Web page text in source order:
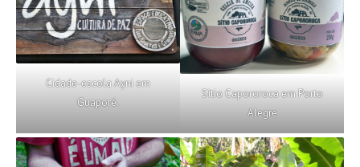
Cidade-escola Ayni em
Guaporé.
Sìtio Capororoca em Porto
Alegre